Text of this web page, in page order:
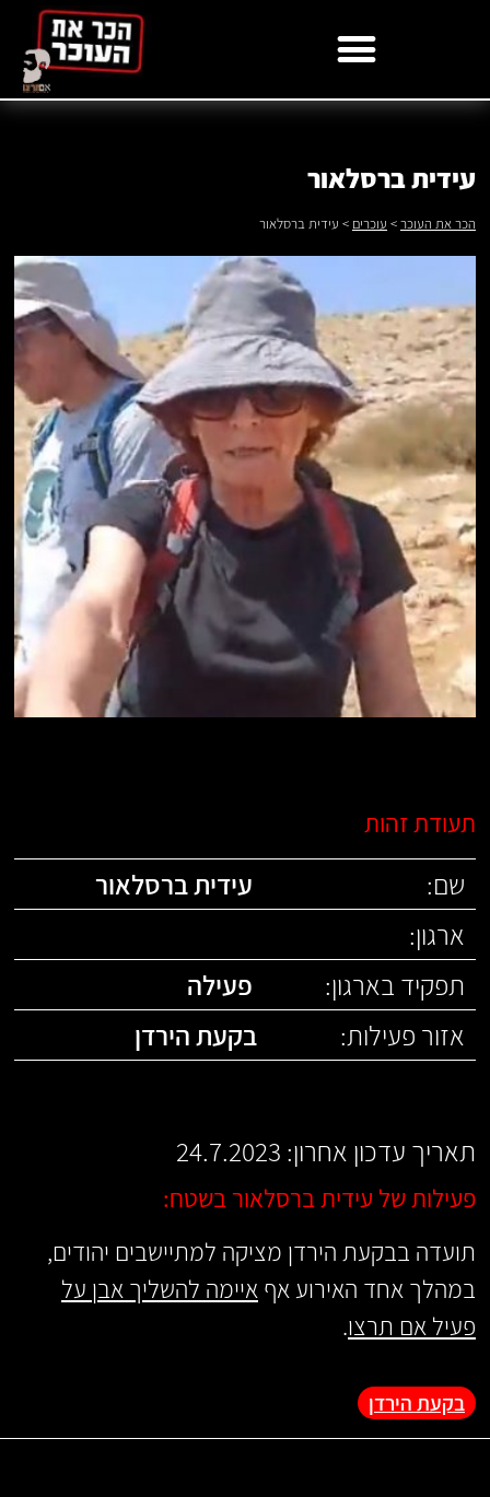
תעודת זהות
שם:
עידית ברסלאור
ארגון:
תפקיד בארגון:
פעילה
אזור פעילות:
בקעת הירדן
תאריך עדכון אחרון: 24.7.2023
פעילות של עידית ברסלאור בשטח:
תועדה בבקעת הירדן מציקה למתיישבים יהודים,
במהלך אחד האירוע אף איימה להשליך אבן על
פעיל אם תרצו.
בקעת הירדן
עידית ברסלאור
הכר את העוכר> עוכרים > עידית ברסלאור